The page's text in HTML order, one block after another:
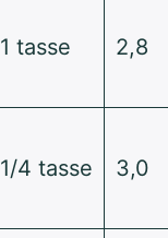
1 tasse 2,8
1/4 tasse 3,0